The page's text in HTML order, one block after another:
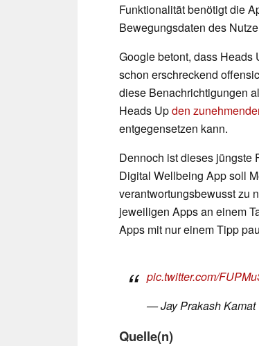
Funktionalität benötigt die
Bewegungsdaten des
Google betont, dass Heads
schon erschreckend
diese Benachrichtigungen
Heads Upden
entgegensetzen kann.
Dennoch ist dieses jüngste
Digital Wellbeing App soll
verantwortungsbewusst zu
jeweiligen Apps an einem
Apps mit nur einem Tipp
pic.twitter.com/
— Jay Prakash
Quelle(n)